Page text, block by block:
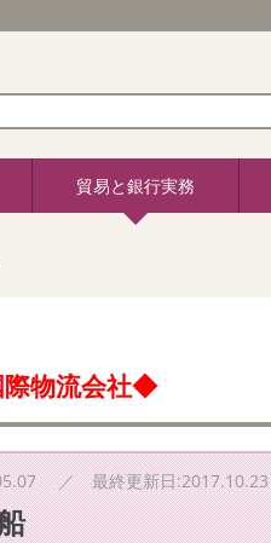
貿易と銀行実務
物流会社◆
／ 最終更新日:2017.10.23